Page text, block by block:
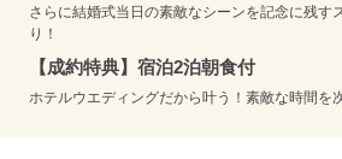
さらに結婚式当日の素敵なシーンを記念に残す
り！
【成約特典】宿泊2泊朝食付
ホテルウエディングだから叶う！素敵な時間を